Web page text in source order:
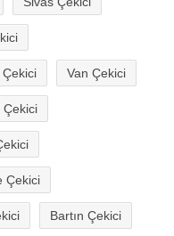
Çekici Van Çekici
Çekici
Çekici
Bartın Çekici